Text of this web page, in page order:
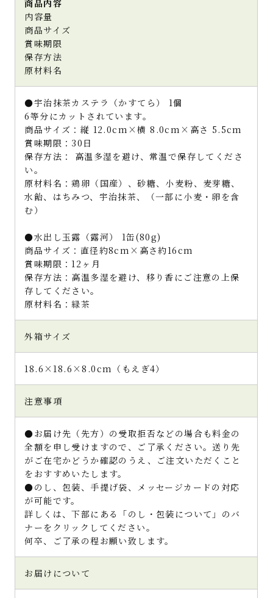
商品内容
内容量
商品サイズ
賞味期限
保存方法
原材料名
●宇治抹茶カステラ（かすてら） 1個
6等分にカットされています。
商品サイズ：縦 12.0cm×横 8.0cm×高さ 5.5cm
賞味期限：30日
保存方法： 高温多湿を避け、常温で保存してくださ
い。
原材料名：鶏卵（国産）、砂糖、小麦粉、麦芽糖、
水飴、はちみつ、宇治抹茶、（一部に小麦・卵を含
む）
●水出し玉露（露河） 1缶(80g)
商品サイズ：直径約8cm×高さ約16cm
賞味期限：12ヶ月
保存方法：高温多湿を避け、移り香にご注意の上保
存してください。
原材料名：緑茶
外箱サイズ
18.6×18.6×8.0cm（もえぎ4）
注意事項
●お届け先（先方）の受取拒否などの場合も料金の
全額を申し受けますので、ご了承ください。送り先
がご在宅かどうか確認のうえ、ご注文いただくこと
をおすすめいたします。
●のし、包装、手提げ袋、メッセージカードの対応
が可能です。
詳しくは、下部にある「のし・包装について」のバ
ナーをクリックしてください。
何卒、ご了承の程お願い致します。
お届けについて